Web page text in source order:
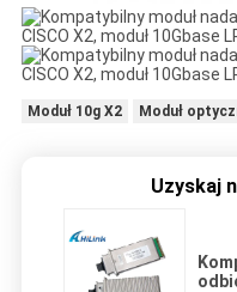
Moduł 10g X2 Moduł
Uzyskaj